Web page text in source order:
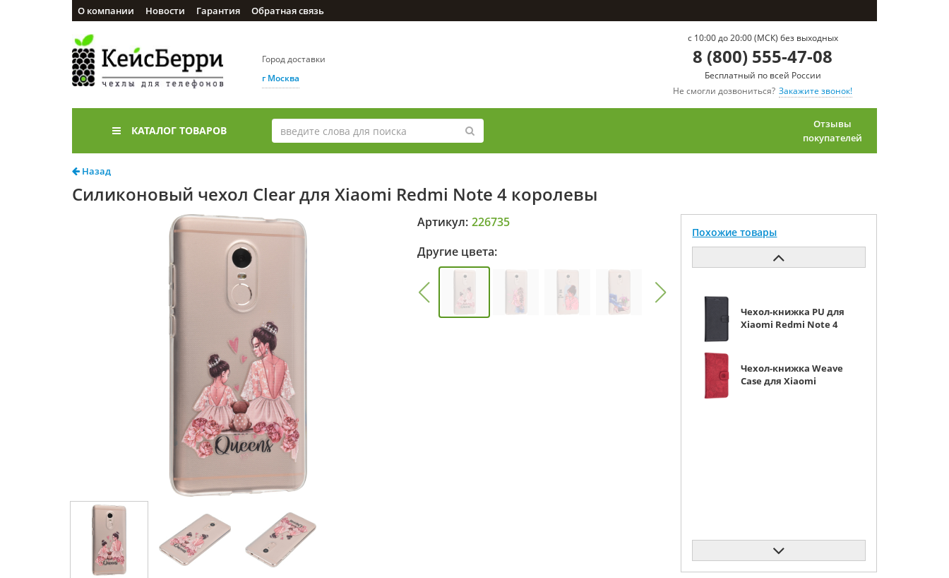
О компании Новости Гарантия Обратная связь
Город доставки
г Москва
c 10:00 до 20:00 (МСК) без выходных
8 (800) 555-47-08
Бесплатный по всей России
Не смогли дозвониться? Закажите звонок!
КАТАЛОГ ТОВАРОВ
Отзывы
покупателей
Назад
Силиконовый чехол Clear для Xiaomi Redmi Note 4 королевы
Артикул: 226735
Другие цвета:
Похожие товары
Чехол-книжка PU для
Xiaomi Redmi Note 4
Чехол-книжка Weave
Case для Xiaomi